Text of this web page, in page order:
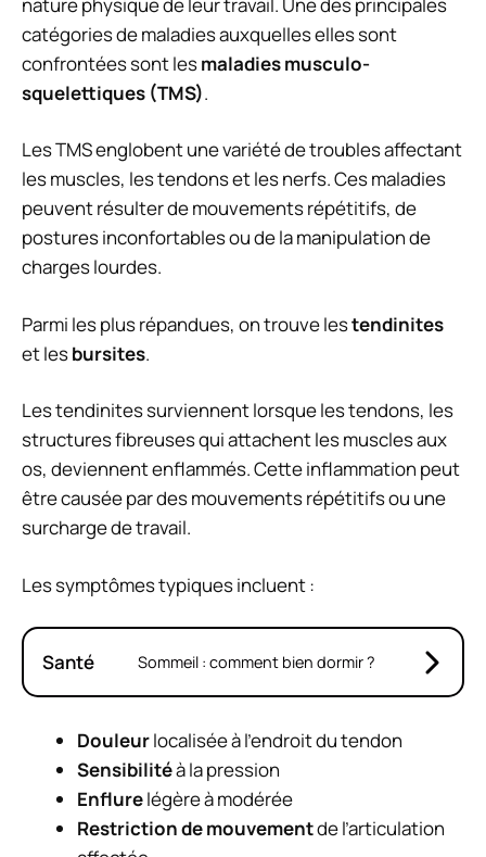
catégories de maladies auxquelles elles sont
confrontées sont lesmaladies musculo-
squelettiques (TMS).
Les TMS englobent une variété de troubles affectant
les muscles, les tendons et les nerfs. Ces maladies
peuvent résulter de mouvements répétitifs, de
postures inconfortables ou de la manipulation de
charges lourdes.
Parmi les plus répandues, on trouve lestendinites
et lesbursites.
Les tendinites surviennent lorsque les tendons, les
structures fibreuses qui attachent les muscles aux
os, deviennent enflammés. Cette inflammation peut
être causée par des mouvements répétitifs ou une
surcharge de travail.
Les symptômes typiques incluent :
Santé Sommeil : comment bien dormir ?
Douleurlocalisée à l’endroit du tendon
Sensibilitéà la pression
Enflurelégère à modérée
Restriction de mouvementde l’articulation